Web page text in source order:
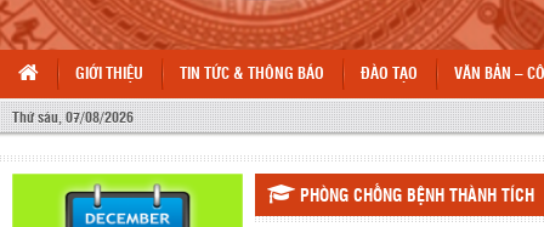
GIỚI THIỆU TIN TỨC & THÔNG BÁO ĐÀO TẠO VĂN BẢN –
Thứ sáu, 07/08/2026
PHÒNG CHỐNG BỆNH THÀNH TÍCH